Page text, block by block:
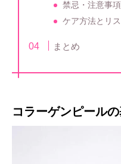
禁忌・注意事項
ケア方法とリ
まとめ
コラーゲンピール